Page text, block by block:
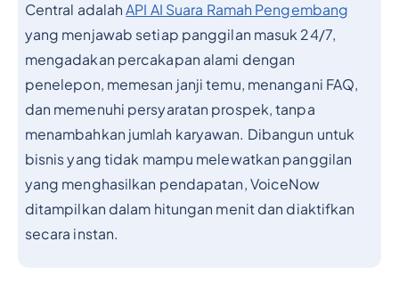
Central adalahAPI AI Suara Ramah Pengembang
yang menjawab setiap panggilan masuk 24/7,
mengadakan percakapan alami dengan
penelepon, memesan janji temu, menangani FAQ,
dan memenuhi persyaratan prospek, tanpa
menambahkan jumlah karyawan. Dibangun untuk
bisnis yang tidak mampu melewatkan panggilan
yang menghasilkan pendapatan, VoiceNow
ditampilkan dalam hitungan menit dan diaktifkan
secara instan.